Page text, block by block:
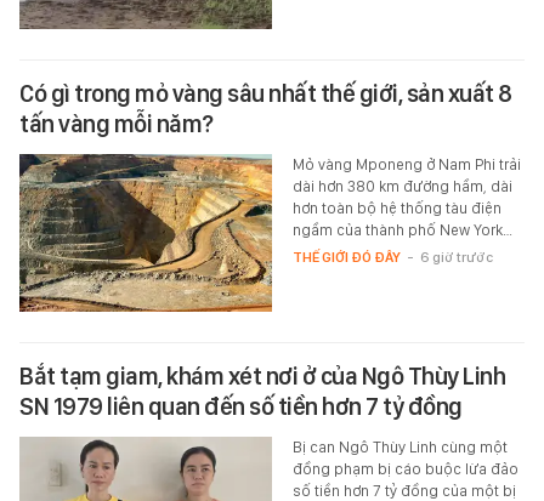
Có gì trong mỏ vàng sâu nhất thế giới, sản xuất 8
tấn vàng mỗi năm?
Mỏ vàng Mponeng ở Nam Phi trải
dài hơn 380 km đường hầm, dài
hơn toàn bộ hệ thống tàu điện
ngầm của thành phố New York…
THẾ GIỚI ĐÓ ĐÂY - 6 giờ trước
Bắt tạm giam, khám xét nơi ở của Ngô Thùy Linh
SN 1979 liên quan đến số tiền hơn 7 tỷ đồng
Bị can Ngô Thùy Linh cùng một
đồng phạm bị cáo buộc lừa đảo
số tiền hơn 7 tỷ đồng của một bị